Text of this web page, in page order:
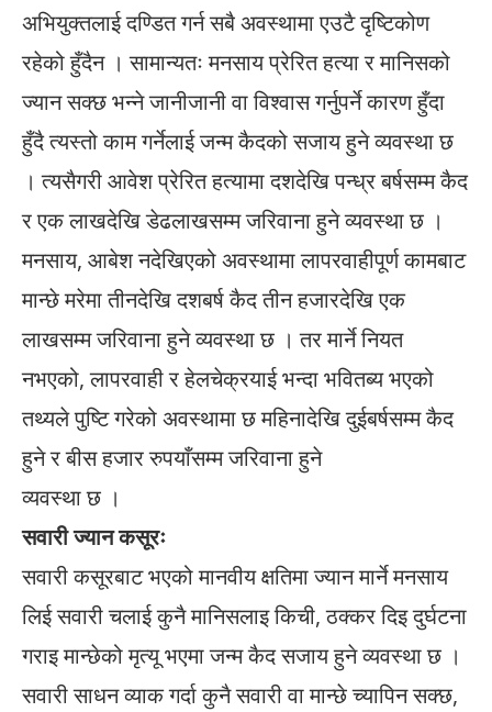
अभियुक्तलाई दण्डित गर्न सबै अवस्थामा एउटै दृष्टिकोण
रहेको हुँदैन । सामान्यतः मनसाय प्रेरित हत्या र मानिसको
ज्यान सक्छ भन्ने जानीजानी वा विश्वास गर्नुपर्ने कारण हुँदा
हुँदै त्यस्तो काम गर्नेलाई जन्म कैदको सजाय हुने व्यवस्था छ
। त्यसैगरी आवेश प्रेरित हत्यामा दशदेखि पन्ध्र बर्षसम्म कैद
र एक लाखदेखि डेढलाखसम्म जरिवाना हुने व्यवस्था छ ।
मनसाय, आबेश नदेखिएको अवस्थामा लापरवाहीपूर्ण कामबाट
मान्छे मरेमा तीनदेखि दशबर्ष कैद तीन हजारदेखि एक
लाखसम्म जरिवाना हुने व्यवस्था छ । तर मार्ने नियत
नभएको, लापरवाही र हेलचेक्रयाई भन्दा भवितब्य भएको
तथ्यले पुष्टि गरेको अवस्थामा छ महिनादेखि दुईबर्षसम्म कैद
हुने र बीस हजार रुपयाँसम्म जरिवाना हुने
व्यवस्था छ ।
सवारी ज्यान कसूरः
सवारी कसूरबाट भएको मानवीय क्षतिमा ज्यान मार्ने मनसाय
लिई सवारी चलाई कुनै मानिसलाइ किची, ठक्कर दिइ दुर्घटना
गराइ मान्छेको मृत्यू भएमा जन्म कैद सजाय हुने व्यवस्था छ ।
सवारी साधन व्याक गर्दा कुनै सवारी वा मान्छे च्यापिन सक्छ,